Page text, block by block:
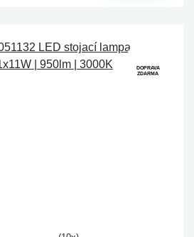
DOPRAVA
ZDARMA